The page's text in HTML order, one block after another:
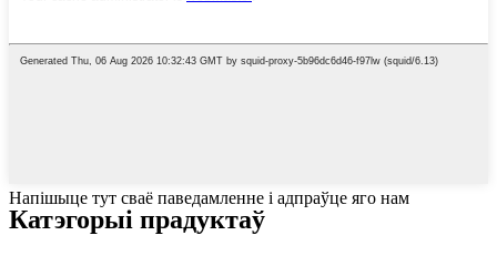
Напішыце тут сваё паведамленне і адпраўце яго нам
Катэгорыі прадуктаў